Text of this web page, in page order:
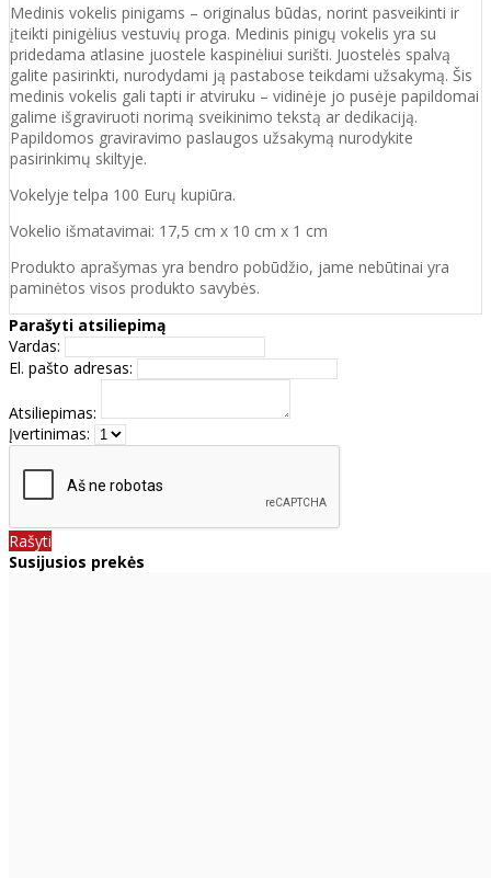
Medinis vokelis pinigams – originalus būdas, norint pasveikinti ir
įteikti pinigėlius vestuvių proga. Medinis pinigų vokelis yra su
pridedama atlasine juostele kaspinėliui surišti. Juostelės spalvą
galite pasirinkti, nurodydami ją pastabose teikdami užsakymą. Šis
medinis vokelis gali tapti ir atviruku – vidinėje jo pusėje papildomai
galime išgraviruoti norimą sveikinimo tekstą ar dedikaciją.
Papildomos graviravimo paslaugos užsakymą nurodykite
pasirinkimų skiltyje.
Vokelyje telpa 100 Eurų kupiūra.
Vokelio išmatavimai: 17,5 cm x 10 cm x 1 cm
Produkto aprašymas yra bendro pobūdžio, jame nebūtinai yra
paminėtos visos produkto savybės.
Parašyti atsiliepimą
Vardas:
El. pašto adresas:
Atsiliepimas:
Įvertinimas:
Rašyti
Susijusios prekės